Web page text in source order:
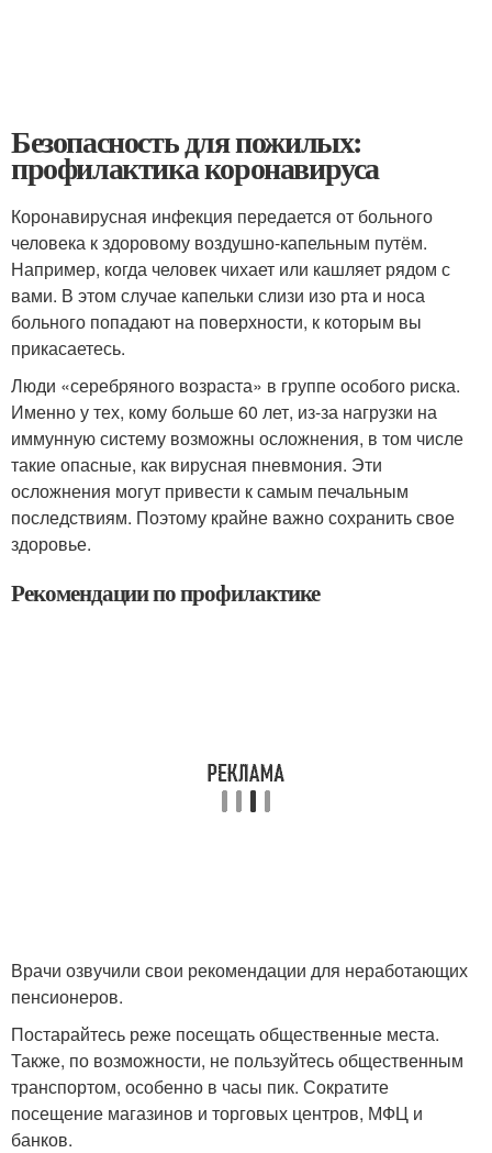
Безопасность для пожилых:
профилактика коронавируса
Коронавирусная инфекция передается от больного
человека к здоровому воздушно-капельным путём.
Например, когда человек чихает или кашляет рядом с
вами. В этом случае капельки слизи изо рта и носа
больного попадают на поверхности, к которым вы
прикасаетесь.
Люди «серебряного возраста» в группе особого риска.
Именно у тех, кому больше 60 лет, из-за нагрузки на
иммунную систему возможны осложнения, в том числе
такие опасные, как вирусная пневмония. Эти
осложнения могут привести к самым печальным
последствиям. Поэтому крайне важно сохранить свое
здоровье.
Рекомендации по профилактике
Врачи озвучили свои рекомендации для неработающих
пенсионеров.
Постарайтесь реже посещать общественные места.
Также, по возможности, не пользуйтесь общественным
транспортом, особенно в часы пик. Сократите
посещение магазинов и торговых центров, МФЦ и
банков.